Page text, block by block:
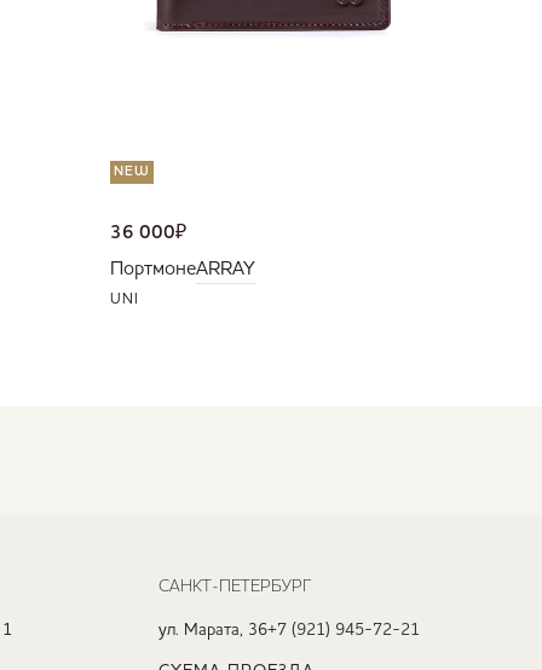
NEW
36 000₽
ПортмонеARRAY
UNI
САНКТ-ПЕТЕРБУРГ
ул. Марата, 36+7 (921) 945-72-21